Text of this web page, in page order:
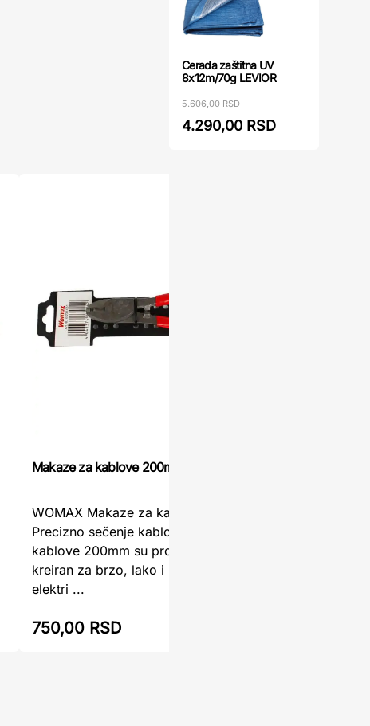
Makaze za kablove 200mm
WOMAX Makaze za kablove 200mm –
Precizno sečenje kablovaMakaze za
kablove 200mm su profesionalni alat
kreiran za brzo, lako i precizno sečenje
elektri ...
750,00 RSD
Cerada zaštitna UV
8x12m/70g LEVIOR
5.606,00 RSD
4.290,00 RSD